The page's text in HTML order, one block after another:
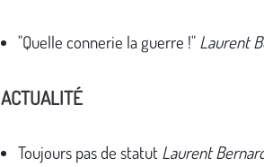
"Quelle connerie la guerre !" Laurent
ACTUALITÉ
Toujours pas de statut Laurent